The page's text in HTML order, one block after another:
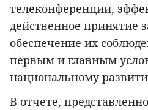
телеконференции,
действенное принятие
обеспечение их
первым и главным
национальному
В отчете,